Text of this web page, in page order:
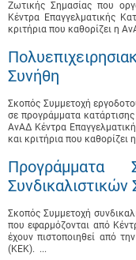
Ζωτικής Σημασίας που
Κέντρα Επαγγελματικής
κριτήρια που καθορίζει η
Συνήθη
Σκοπός Συμμετοχή
σε προγράμματα
ΑνΑΔ Κέντρα
και κριτήρια που καθορίζει
Προγράμματα
Σκοπός Συμμετοχή
που εφαρμόζονται από
έχουν πιστοποιηθεί από
(ΚΕΚ). ...